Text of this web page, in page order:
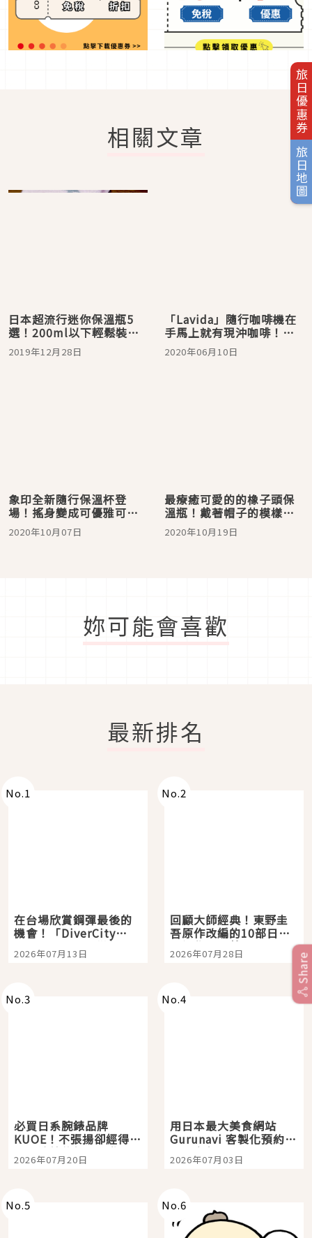
旅日優惠券
旅日地圖
相關文章
日本超流行迷你保溫瓶5
選！200ml以下輕鬆裝口
袋 配藥泡奶粉超方便
2019年12月28日
「Lavida」隨行咖啡機在
手馬上就有現沖咖啡！自
動研磨、手沖、保溫竟然
一個杯子就能辦到
2020年06月10日
象印全新隨行保溫杯登
場！搖身變成可優雅可文
青的百搭時尚配件
2020年10月07日
最療癒可愛的的橡子頭保
溫瓶！戴著帽子的模樣溫
暖守護每個季節
2020年10月19日
妳可能會喜歡
最新排名
No.1
在台場欣賞鋼彈最後的
機會！「DiverCity
Tokyo Plaza」搭船、
購物、美食及夜景，一
2026年07月13日
No.2
回顧大師經典！東野圭
吾原作改編的10部日本
影視作品推薦
2026年07月28日
No.3
必買日系腕錶品牌
KUOE！不張揚卻經得起
時間洗鍊的經典之作五
選
2026年07月20日
No.4
用日本最大美食網站
Gurunavi 客製化預約九
大都市餐廳，打造專屬
美食體驗！
2026年07月03日
No.5 No.6
Share